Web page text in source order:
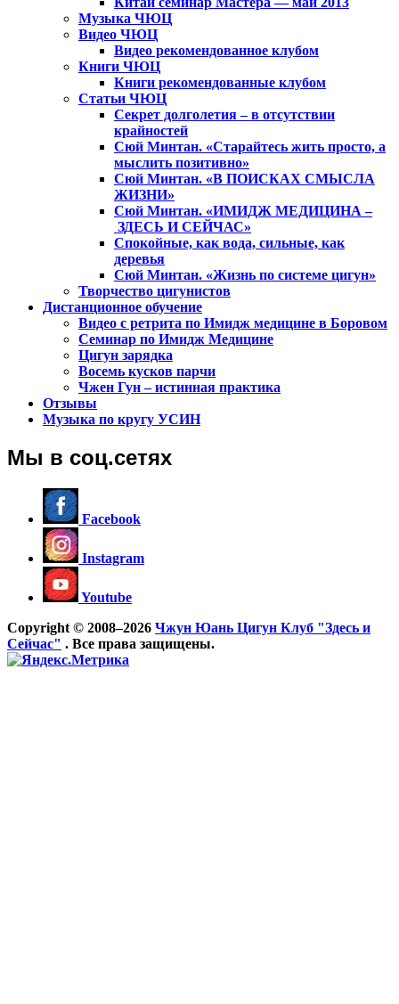
Музыка ЧЮЦ
Видео ЧЮЦ
Видео рекомендованное клубом
Книги ЧЮЦ
Книги рекомендованные клубом
Статьи ЧЮЦ
Секрет долголетия – в отсутствии
крайностей
Сюй Минтан. «Старайтесь жить просто, а
мыслить позитивно»
Сюй Минтан. «В ПОИСКАХ СМЫСЛА
ЖИЗНИ»
Сюй Минтан. «ИМИДЖ МЕДИЦИНА –
ЗДЕСЬ И СЕЙЧАС»
Спокойные, как вода, сильные, как
деревья
Сюй Минтан. «Жизнь по системе цигун»
Творчество цигунистов
Дистанционное обучение
Видео с ретрита по Имидж медицине в Боровом
Семинар по Имидж Медицине
Цигун зарядка
Восемь кусков парчи
Чжен Гун – истинная практика
Отзывы
Музыка по кругу УСИН
Мы в соц.сетях
Facebook
Instagram
Youtube
Copyright © 2008–2026 Чжун Юань Цигун Клуб "Здесь и
Сейчас" . Все права защищены.